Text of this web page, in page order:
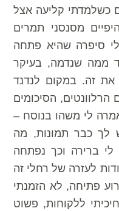
כשלמדתי קליעה אצל
מסנסני תמרים
סיפרה שהיא פתחה
ממה שנדמה, בעיקר
את זה. במקום לנדנד
הסיכומים
לי משהו בנוסח –
לך כבר תמונות, מה
ברירה וכך נפתחה
לעזרה של רחלי זה
פתיחה, לא הזמנתי
ללקוחות, פשוט